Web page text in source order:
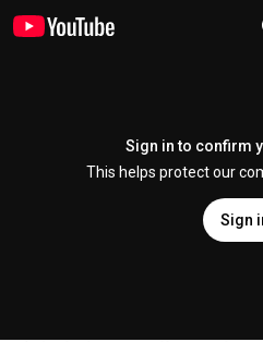
Sign in to confirm
This helps protect our
Sign